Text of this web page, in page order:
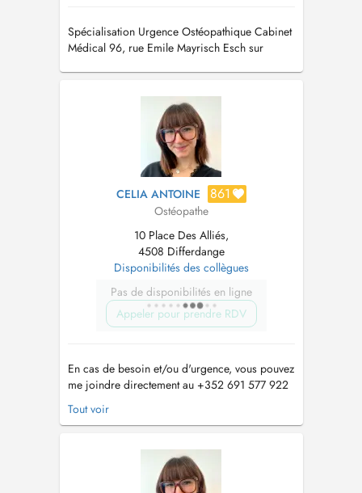
Spécialisation Urgence Ostéopathique Cabinet
Médical 96, rue Emile Mayrisch Esch sur
CELIA ANTOINE 861
Ostéopathe
10 Place Des Alliés,
4508 Differdange
Disponibilités des collègues
Pas de disponibilités en ligne
Appeler pour prendre RDV
En cas de besoin et/ou d'urgence, vous pouvez
me joindre directement au +352 691 577 922
ou au +33 7 45 20 83 63, merci de privilegier
la prise de contact par SMS. eMail :
osteopathe D.O. exclusive, diplomee du
College Osteopathique de Strasbourg (COS...
Tout voir